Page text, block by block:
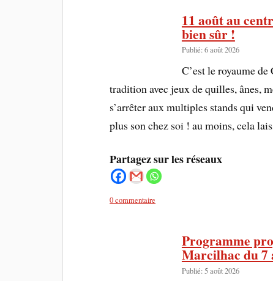
11 août au
bien sûr !
Publié: 6 août 2026
C’est le royaume
tradition avec jeux de quilles, ânes,
s’arrêter aux multiples stands qui
plus son chez soi ! au moins, cela
Partagez sur les réseaux
0 commentaire
Programme
Marcilhac du 7
Publié: 5 août 2026